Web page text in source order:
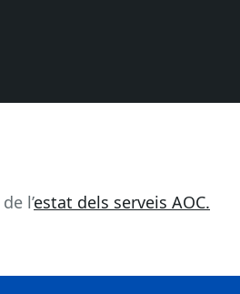
l’estat dels serveis AOC.